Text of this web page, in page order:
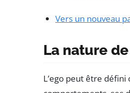
Vers un nouveau
La nature
L’ego peut être